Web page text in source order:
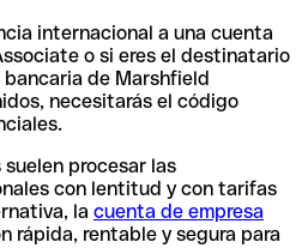
internacional a una cuenta
o si eres el destinatario
de Marshfield
necesitarás el código
procesar las
con lentitud y con tarifas
la cuenta de empresa
rápida, rentable y segura para